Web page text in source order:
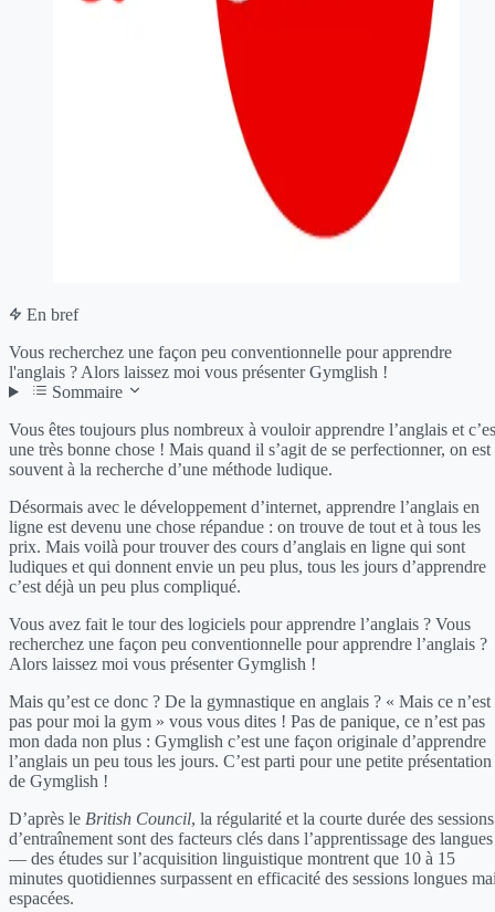
En bref
Vous recherchez une façon peu conventionnelle pour apprendre
l'anglais ? Alors laissez moi vous présenter Gymglish !
Sommaire
Vous êtes toujours plus nombreux à vouloir apprendre l’anglais et
une très bonne chose ! Mais quand il s’agit de se perfectionner, on est
souvent à la recherche d’une méthode ludique.
Désormais avec le développement d’internet, apprendre l’anglais en
ligne est devenu une chose répandue : on trouve de tout et à tous les
prix. Mais voilà pour trouver des cours d’anglais en ligne qui sont
ludiques et qui donnent envie un peu plus, tous les jours d’apprendre
c’est déjà un peu plus compliqué.
Vous avez fait le tour des logiciels pour apprendre l’anglais ? Vous
recherchez une façon peu conventionnelle pour apprendre l’anglais ?
Alors laissez moi vous présenter Gymglish !
Mais qu’est ce donc ? De la gymnastique en anglais ? « Mais ce n’est
pas pour moi la gym » vous vous dites ! Pas de panique, ce n’est pas
mon dada non plus : Gymglish c’est une façon originale d’apprendre
l’anglais un peu tous les jours. C’est parti pour une petite présentation
de Gymglish !
D’après le British Council, la régularité et la courte durée des sessions
d’entraînement sont des facteurs clés dans l’apprentissage des langues
— des études sur l’acquisition linguistique montrent que 10 à 15
minutes quotidiennes surpassent en efficacité des sessions longues
espacées.